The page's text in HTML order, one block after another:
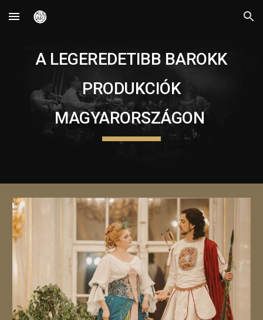
Skip to main content Skip to navigation
A LEGEREDETIBB BAROKK
PRODUKCIÓK
MAGYARORSZÁGON